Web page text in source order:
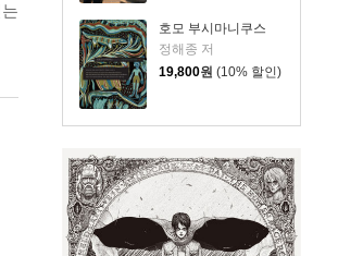
호모 부시마니쿠스
정해종 저
19,800원 (10% 할인)